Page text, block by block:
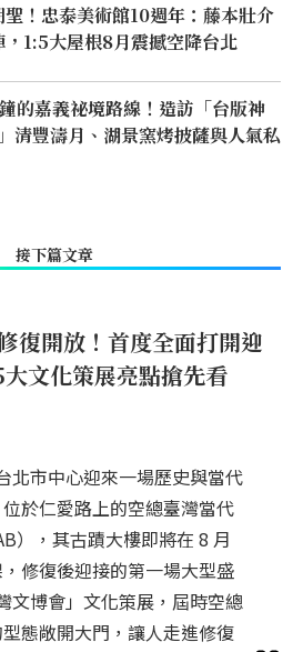
聖！忠泰美術館10週年：藤本壯介
，1:5大屋根8月震撼空降台北
的嘉義祕境路線！造訪「台版神
清豐濤月、湖景窯烤披薩與人氣私
接下篇文章
復開放！首度全面打開迎
文化策展亮點搶先看
北市中心迎來一場歷史與當代
於仁愛路上的空總臺灣當代
），其古蹟大樓即將在 8 月
修復後迎接的第一場大型盛
文博會」文化策展，屆時空總
態敞開大門，讓人走進修復